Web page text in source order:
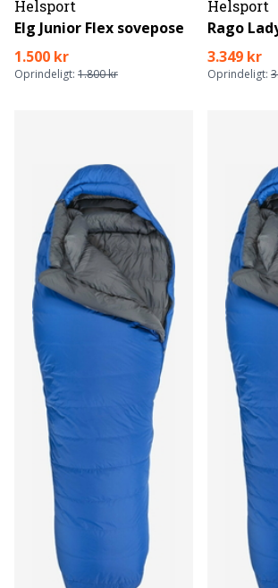
Helsport
Elg Junior Flex sovepose
1.500 kr
Oprindeligt: 1.800 kr
Helsport
Rago
3.349 kr
Oprindeligt: